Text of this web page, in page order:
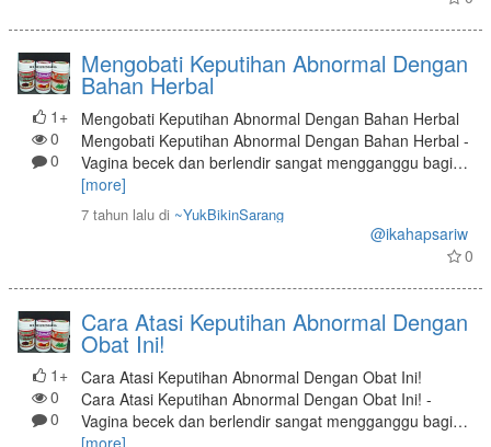
1+
0
0
Mengobati Keputihan Abnormal Dengan
Bahan Herbal
Mengobati Keputihan Abnormal Dengan Bahan Herbal
Mengobati Keputihan Abnormal Dengan Bahan Herbal -
Vagina becek dan berlendir sangat mengganggu bagi…
[more]
7 tahun lalu di ~YukBikinSarang
@ikahapsariw
0
1+
0
0
Cara Atasi Keputihan Abnormal Dengan
Obat Ini!
Cara Atasi Keputihan Abnormal Dengan Obat Ini!
Cara Atasi Keputihan Abnormal Dengan Obat Ini! -
Vagina becek dan berlendir sangat mengganggu bagi…
[more]